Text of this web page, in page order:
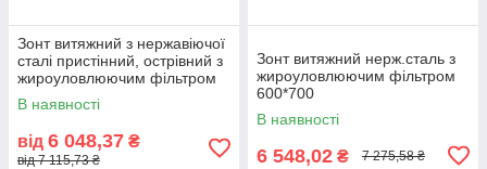
Зонт витяжний з нержавіючої
сталі пристінний, острівний з
жироуловлюючим фільтром
В наявності
від 6 048,37 ₴
від 7 115,73 ₴
Зонт витяжний нерж.сталь з
жироуловлюючим фільтром
600*700
В наявності
6 548,02 ₴ 7 275,58 ₴